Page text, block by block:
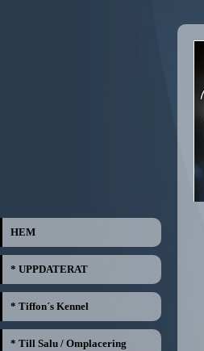
HEM
* UPPDATERAT
* Tiffon´s Kennel
* Till Salu / Omplacering